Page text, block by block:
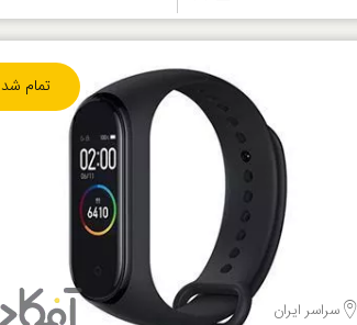
تمام شد
سراسر ایران